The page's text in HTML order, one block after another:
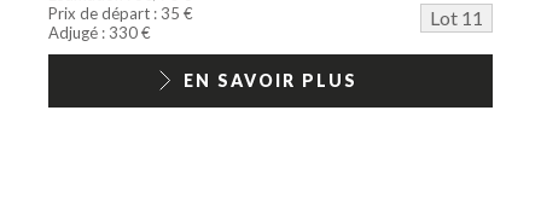
Prix de départ : 35 €
Lot 11
Adjugé : 330 €
EN SAVOIR PLUS